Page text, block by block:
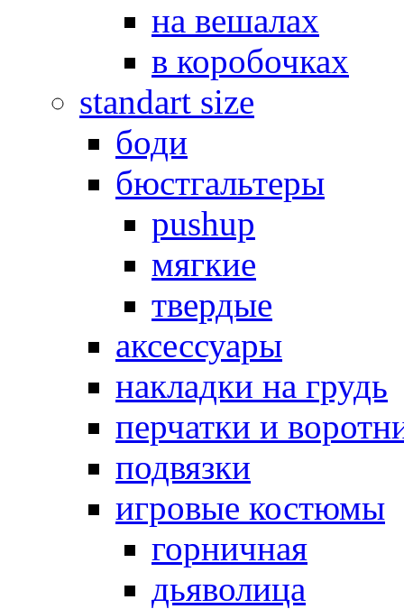
на вешалах
в коробочках
standart size
боди
бюстгальтеры
pushup
мягкие
твердые
аксессуары
накладки на грудь
перчатки и
подвязки
игровые костюмы
горничная
дьяволица